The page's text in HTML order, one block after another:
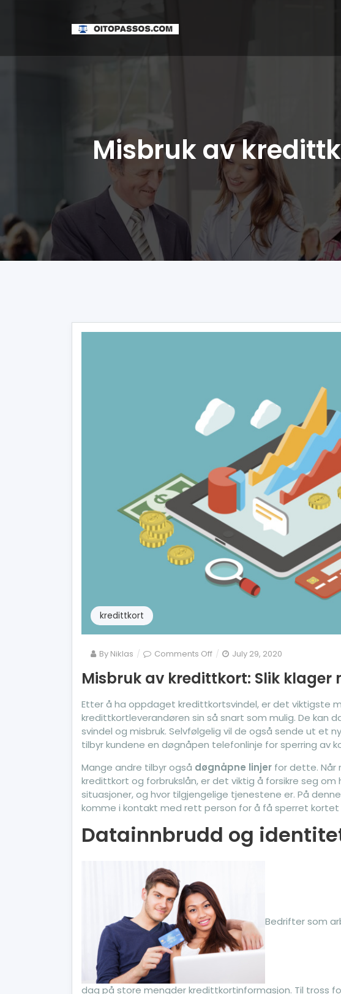
Misbruk av
kredittkort
By Niklas Comments Offon
av
Slik
klager
man
på
svindel
July 29, 2020
Misbruk av kredittkort: Slik klager
Etter å ha oppdaget kredittkortsvindel, er det viktigste
kredittkortleverandøren sin så snart som mulig. De kan
svindel og misbruk. Selvfølgelig vil de også sende ut et
tilbyr kundene en døgnåpen telefonlinje for sperring av
Mange andre tilbyr også døgnåpne linjer for dette. Når
kredittkort og forbrukslån, er det viktig å forsikre seg om
situasjoner, og hvor tilgjengelige tjenestene er. På
komme i kontakt med rett person for å få sperret kortet
Datainnbrudd og
Bedrifter som
dag på store mengder kredittkortinformasjon. Til tross